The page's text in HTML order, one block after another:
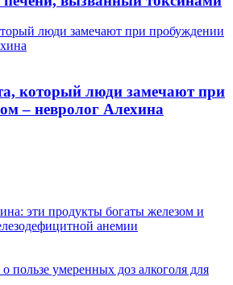
люди замечают при пробуждении
который люди замечают при
– невролог Алехина
эти продукты богаты железом и
анемии
пользе умеренных доз алкоголя для